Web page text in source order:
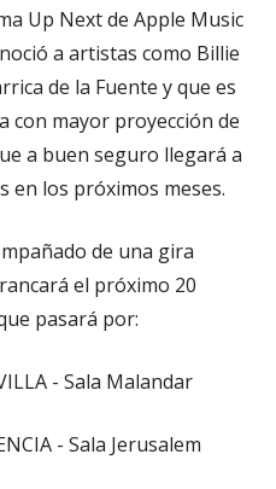
Up Next de Apple Music
a artistas como Billie
de la Fuente y que es
con mayor proyección de
a buen seguro llegará a
en los próximos meses.
de una gira
el próximo 20
pasará por:
- Sala Malandar
- Sala Jerusalem